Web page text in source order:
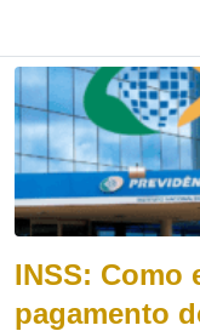
INSS: Como
pagamento